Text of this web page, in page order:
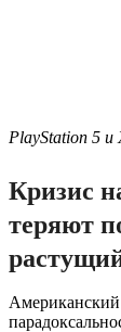
PlayStation 5
Кризис
теряют
Американский